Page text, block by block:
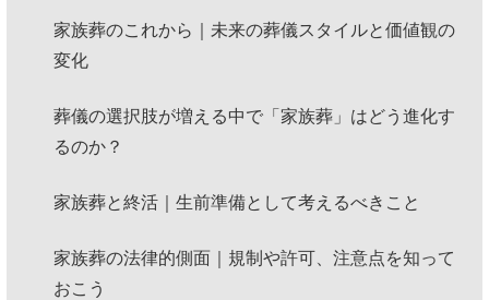
家族葬のこれから｜未来の葬儀スタイルと価値観の
変化
葬儀の選択肢が増える中で「家族葬」はどう進化す
るのか？
家族葬と終活｜生前準備として考えるべきこと
家族葬の法律的側面｜規制や許可、注意点を知って
おこう